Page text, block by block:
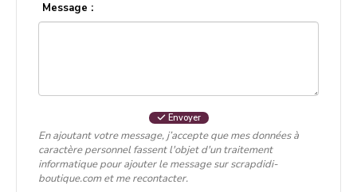
Message :
Envoyer
En ajoutant votre message, j’accepte que mes données à
caractère personnel fassent l'objet d'un traitement
informatique pour ajouter le message sur scrapdidi-
boutique.com et me recontacter.